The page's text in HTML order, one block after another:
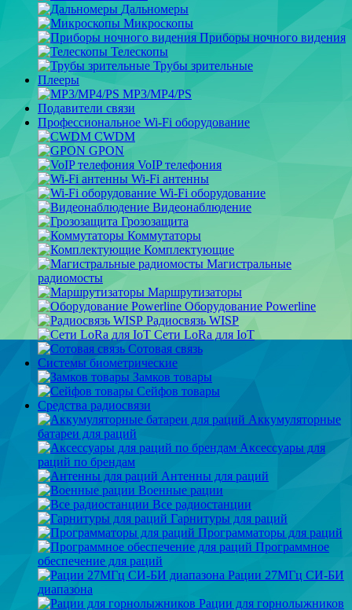
Дальномеры
Микроскопы
Приборы ночного видения
Телескопы
Трубы зрительные
Плееры
MP3/MP4/PS
Подавители связи
Профессиональное Wi-Fi оборудование
CWDM
GPON
VoIP телефония
Wi-Fi антенны
Wi-Fi оборудование
Видеонаблюдение
Грозозащита
Коммутаторы
Комплектующие
Магистральные
радиомосты
Маршрутизаторы
Оборудование Powerline
Радиосвязь WISP
Сети LoRa для IoT
Сотовая связь
Системы биометрические
Замков товары
Сейфов товары
Средства радиосвязи
Аккумуляторные
батареи для раций
Аксессуары для
раций по брендам
Антенны для раций
Военные рации
Все радиостанции
Гарнитуры для раций
Программаторы для раций
Программное
обеспечение для раций
Рации 27МГц СИ-БИ
диапазона
Рации для горнолыжников